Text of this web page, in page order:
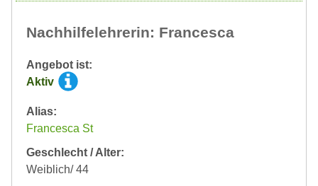
Nachhilfelehrerin: Francesca
Angebot ist:
Aktiv
Alias:
Francesca St
Geschlecht / Alter:
Weiblich/ 44